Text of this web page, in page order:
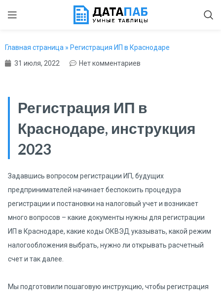
Главная страница » Регистрация ИП в Краснодаре
31 июля, 2022
Нет комментариев
Регистрация ИП в
Краснодаре, инструкция
2023
Задавшись вопросом регистрации ИП, будущих
предпринимателей начинает беспокоить процедура
регистрации и постановки на налоговый учет и возникает
много вопросов – какие документы нужны для регистрации
ИП в Краснодаре, какие коды ОКВЭД указывать, какой режим
налогообложения выбрать, нужно ли открывать расчетный
счет и так далее.
Мы подготовили пошаговую инструкцию, чтобы регистрация